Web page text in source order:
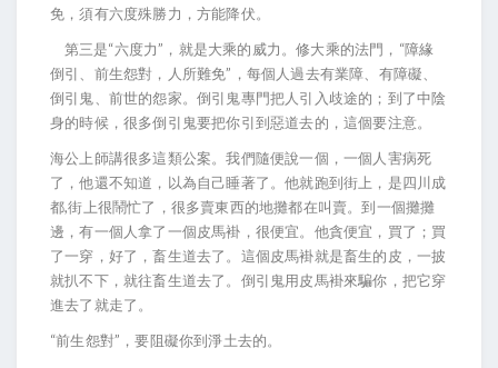
免，須有六度殊勝力，方能降伏。
第三是“六度力”，就是大乘的威力。修大乘的法門，“障緣
倒引、前生怨對，人所難免”，每個人過去有業障、有障礙、
倒引鬼、前世的怨家。倒引鬼專門把人引入歧途的；到了中陰
身的時候，很多倒引鬼要把你引到惡道去的，這個要注意。
海公上師講很多這類公案。我們隨便說一個，一個人害病死
了，他還不知道，以為自己睡著了。他就跑到街上，是四川成
都,街上很鬧忙了，很多賣東西的地攤都在叫賣。到一個攤攤
邊，有一個人拿了一個皮馬褂，很便宜。他貪便宜，買了；買
了一穿，好了，畜生道去了。這個皮馬褂就是畜生的皮，一披
就扒不下，就往畜生道去了。倒引鬼用皮馬褂來騙你，把它穿
進去了就走了。
“前生怨對”，要阻礙你到淨土去的。